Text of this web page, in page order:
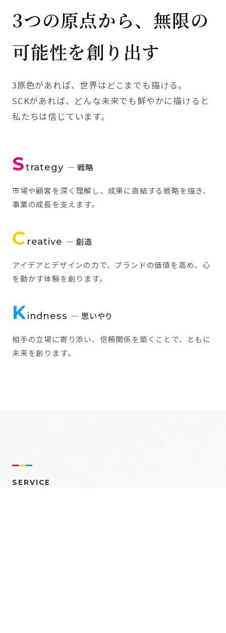
3つの原点から、無限の
可能性を創り出す
3原色があれば、世界はどこまでも描ける。
SCKがあれば、どんな未来でも鮮やかに描けると
私たちは信じています。
Strategy — 戦略
市場や顧客を深く理解し、成果に直結する戦略を描き、
事業の成長を支えます。
C reative — 創造
アイデアとデザインの力で、ブランドの価値を高め、心
を動かす体験を創ります。
Kindness — 思いやり
相手の立場に寄り添い、信頼関係を築くことで、ともに
未来を創ります。
SERVICE